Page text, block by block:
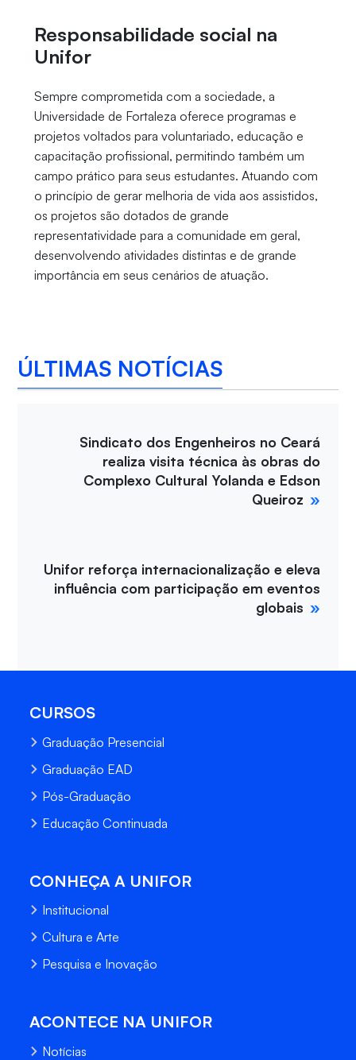
Responsabilidade social na
Unifor
Sempre comprometida com a sociedade, a
Universidade de Fortaleza oferece programas e
projetos voltados para voluntariado, educação e
capacitação profissional, permitindo também um
campo prático para seus estudantes. Atuando com
o princípio de gerar melhoria de vida aos assistidos,
os projetos são dotados de grande
representatividade para a comunidade em geral,
desenvolvendo atividades distintas e de grande
importância em seus cenários de atuação.
ÚLTIMAS NOTÍCIAS
Sindicato dos Engenheiros no Ceará
realiza visita técnica às obras do
Complexo Cultural Yolanda e Edson
Queiroz
Unifor reforça internacionalização e eleva
influência com participação em eventos
globais
CURSOS
Graduação Presencial
Graduação EAD
Pós-Graduação
Educação Continuada
CONHEÇA A UNIFOR
Institucional
Cultura e Arte
Pesquisa e Inovação
ACONTECE NA UNIFOR
Notícias